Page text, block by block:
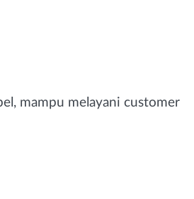
mampu melayani customer